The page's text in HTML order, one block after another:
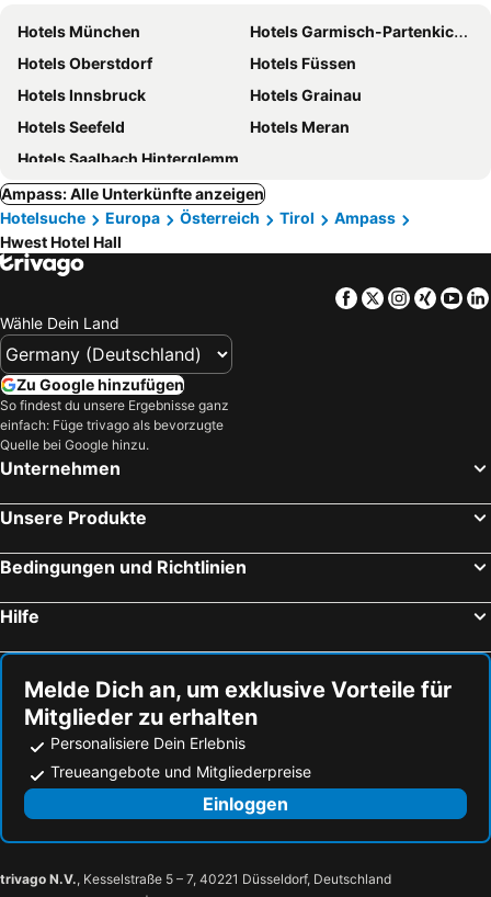
Hotels München
Hotels Garmisch-Partenkichen
Hotels Oberstdorf
Hotels Füssen
Hotels Innsbruck
Hotels Grainau
Hotels Seefeld
Hotels Meran
Hotels Saalbach Hinterglemm
Ampass: Alle Unterkünfte anzeigen
Hotelsuche
Europa Österreich Tirol
Ampass
Hwest Hotel Hall
Facebook
TwitterXing
Wähle Dein Land
Zu Google hinzufügen
So findest du unsere Ergebnisse ganz
einfach: Füge trivago als bevorzugte
Quelle bei Google hinzu.
Unternehmen
Unsere Produkte
Bedingungen und Richtlinien
Hilfe
Melde Dich an, um exklusive Vorteile für
Mitglieder zu erhalten
Personalisiere Dein Erlebnis
Treueangebote und Mitgliederpreise
Einloggen
trivago N.V., Kesselstraße 5 – 7, 40221 Düsseldorf, Deutschland